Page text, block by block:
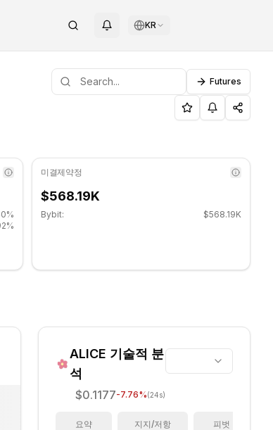
KR
니다. 주요 지지 수준: $0.113067, 저항 수준:
Futures
기술적 지표 - COINOTAG
미결제약정
$568.19K
Bybit: $568.19K
ALICE 기술적 분
석
$0.1177-7.76%(24s)
요약 지지/저항 피벗